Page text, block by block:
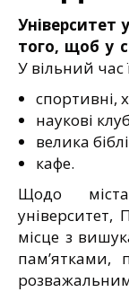
Університет
того, щоб у
У вільний час
спортивні,
наукові
велика
кафе.
Щодо
університет,
місце з
пам’ятками,